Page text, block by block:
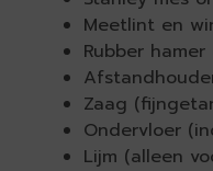
Meetlint en
Rubber
Zaag
Ondervloer
Lijm (alleen